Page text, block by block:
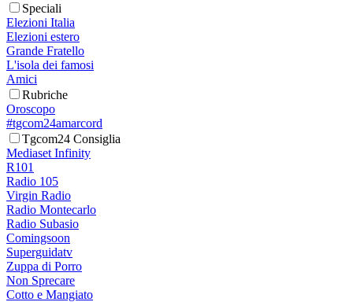
Speciali
Elezioni Italia
Elezioni estero
Grande Fratello
L'isola dei famosi
Amici
Rubriche
Oroscopo
#tgcom24amarcord
Tgcom24 Consiglia
Mediaset Infinity
R101
Radio 105
Virgin Radio
Radio Montecarlo
Radio Subasio
Comingsoon
Superguidatv
Zuppa di Porro
Non Sprecare
Cotto e Mangiato